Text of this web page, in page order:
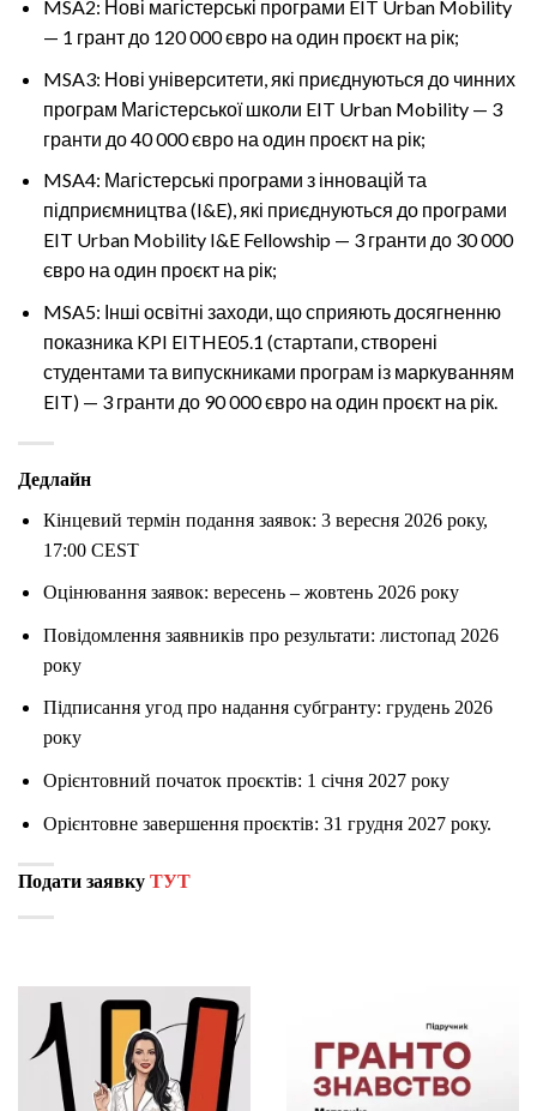
MSA2: Нові магістерські програми EIT Urban Mobility
— 1 грант до 120 000 євро на один проєкт на рік;
MSA3: Нові університети, які приєднуються до чинних
програм Магістерської школи EIT Urban Mobility — 3
гранти до 40 000 євро на один проєкт на рік;
MSA4: Магістерські програми з інновацій та
підприємництва (I&E), які приєднуються до програми
EIT Urban Mobility I&E Fellowship — 3 гранти до 30 000
євро на один проєкт на рік;
MSA5: Інші освітні заходи, що сприяють досягненню
показника KPI EITHE05.1 (стартапи, створені
студентами та випускниками програм із маркуванням
EIT) — 3 гранти до 90 000 євро на один проєкт на рік.
Дедлайн
Кінцевий термін подання заявок: 3 вересня 2026 року,
17:00 CEST
Оцінювання заявок: вересень – жовтень 2026 року
Повідомлення заявників про результати: листопад 2026
року
Підписання угод про надання субгранту: грудень 2026
року
Орієнтовний початок проєктів: 1 січня 2027 року
Орієнтовне завершення проєктів: 31 грудня 2027 року.
Подати заявку ТУТ